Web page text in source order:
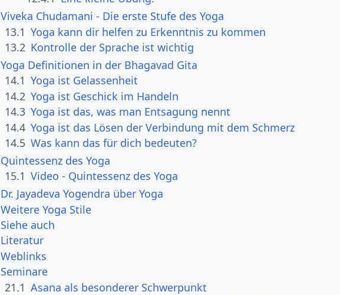
Viveka Chudamani - Die erste Stufe des Yoga
13.1 Yoga kann dir helfen zu Erkenntnis zu kommen
13.2 Kontrolle der Sprache ist wichtig
Yoga Definitionen in der Bhagavad Gita
14.1 Yoga ist Gelassenheit
14.2 Yoga ist Geschick im Handeln
14.3 Yoga ist das, was man Entsagung nennt
14.4 Yoga ist das Lösen der Verbindung mit dem Schmerz
14.5 Was kann das für dich bedeuten?
Quintessenz des Yoga
15.1 Video - Quintessenz des Yoga
Dr. Jayadeva Yogendra über Yoga
Weitere Yoga Stile
Siehe auch
Literatur
Weblinks
Seminare
21.1 Asana als besonderer Schwerpunkt